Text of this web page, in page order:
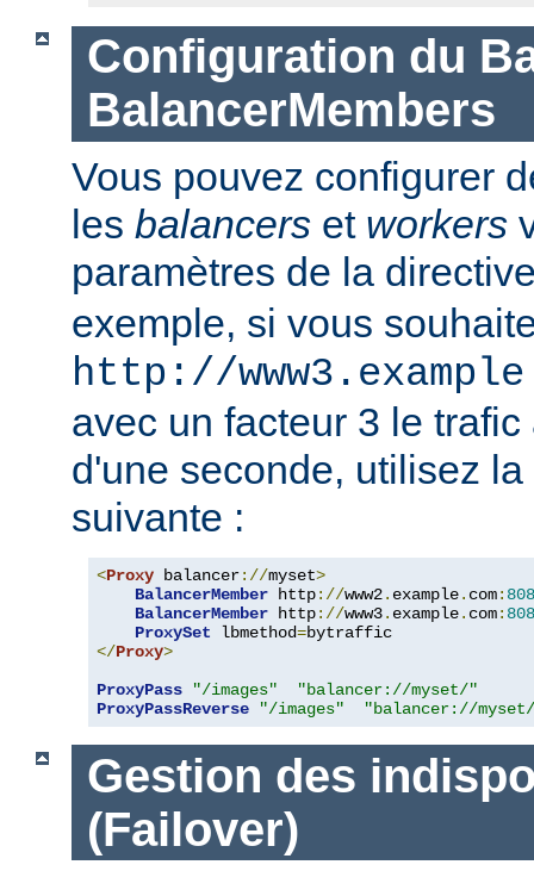
Configuration du
BalancerMembers
Vous pouvez configurer
les balancers et workers
paramètres de la
exemple, si vous
http://
avec un facteur 3 le
d'une seconde, utilisez
suivante :
<Proxy balancer://myset>
BalancerMember http://www2. example. com:
BalancerMember http://www3. example. com:
ProxySet lbmethod=
</Proxy>
ProxyPass
"/images"
"balancer://myset/"
ProxyPassReverse
"/images" "balancer://
Gestion des
(Failover)